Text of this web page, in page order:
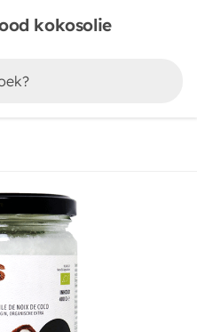
kokosolie